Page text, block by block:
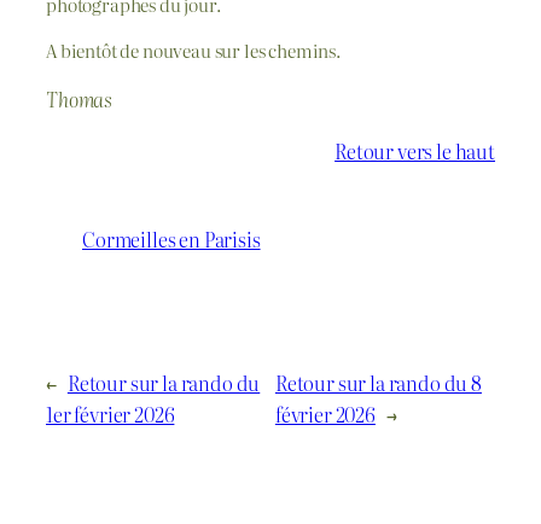
A bientôt de nouveau sur les chemins.
Thomas
Retour vers le haut
Cormeilles en Parisis
← Retour sur la rando du
1er février 2026
Retour sur la rando du 8
février 2026 →